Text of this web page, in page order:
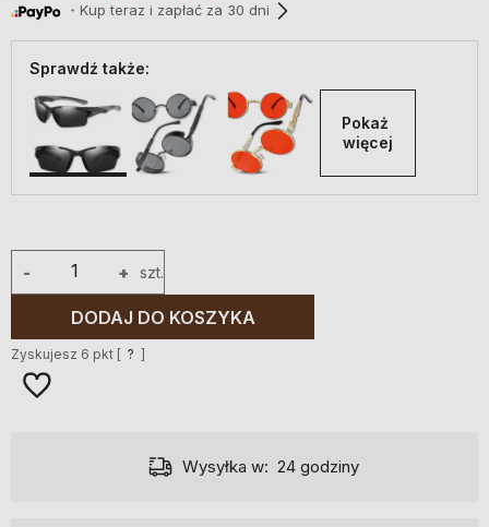
・Kup teraz i zapłać za 30 dni
Sprawdź także:
Pokaż
więcej
+
- szt.
DODAJ DO KOSZYKA
Zyskujesz 6 pkt [ ? ]
Wysyłka w: 24 godziny